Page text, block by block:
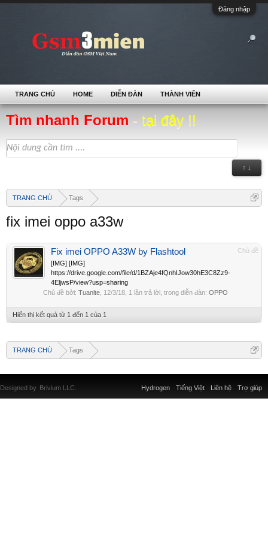
Đăng nhập
Tìm nhanh Forum - tại đây !!
↑ ↓
TRANG CHỦ Tags
fix imei oppo a33w
Chủ đề
Fix imei OPPO A33W by Flashtool
[IMG] [IMG]
https://drive.google.com/file/d/1BZAje4fQnhIJow30hE3C8Zz9-
4EljwsP/view?usp=sharing
Chủ đề bởi: Tuanlte 12/3/18 , 1 lần trả lời, trong diễn đàn: OPPO
Hiển thị kết quả từ 1 đến 1 của 1
TRANG CHỦ Tags
TRANG CHỦ HOME DIỄN ĐÀN THÀNH VIÊN
Liên hệ Trợ giúp
Hydrogen Tiếng Việt
Designed by Brivium LLC.